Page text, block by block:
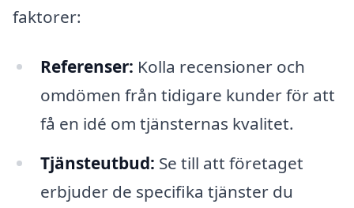
faktorer:
Referenser: Kolla recensioner och
omdömen från tidigare kunder för att
få en idé om tjänsternas kvalitet.
Tjänsteutbud: Se till att företaget
erbjuder de specifika tjänster du